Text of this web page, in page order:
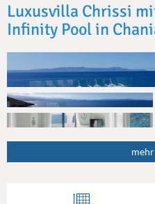
Luxusvilla Chrissi
Infinity Pool in